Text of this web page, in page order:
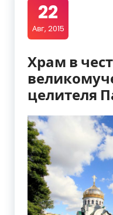
22
Авг, 2015
Храм в
целителя